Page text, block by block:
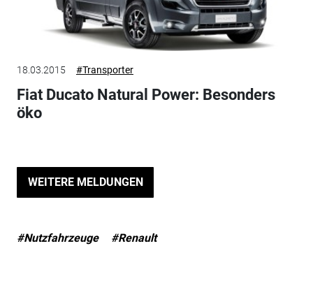
18.03.2015 #Transporter
Fiat Ducato Natural Power: Besonders
öko
WEITERE MELDUNGEN
#Nutzfahrzeuge #Renault